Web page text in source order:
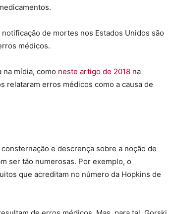
de mortes nos Estados Unidos são
médicos.
mídia, como neste artigo de 2018 na
relataram erros médicos como a causa de
e descrença sobre a noção de
ser tão numerosas. Por exemplo, o
que acreditam no número da Hopkins de